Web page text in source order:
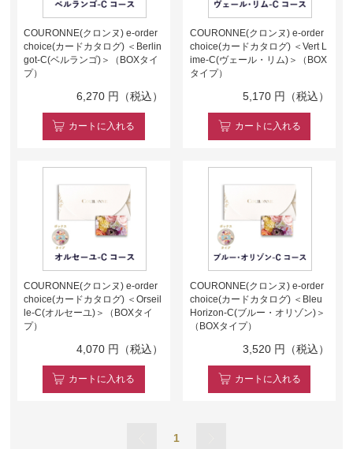
COURONNE(クロンヌ) e-order
choice(カードカタログ) ＜Berlin
got-C(ベルランゴ)＞（BOXタイ
プ）
6,270 円（税込）
カート に入れる
COURONNE(クロンヌ) e-order
choice(カードカタログ) ＜Vert L
ime-C(ヴェール・リム)＞（BOX
タイプ）
5,170 円（税込）
カート に入れる
COURONNE(クロンヌ) e-order
choice(カードカタログ) ＜Orseil
le-C(オルセーユ)＞（BOXタイ
プ）
4,070 円（税込）
カート に入れる
COURONNE(クロンヌ) e-order
choice(カードカタログ) ＜Bleu
Horizon-C(ブルー・オリゾン)＞
（BOXタイプ）
3,520 円（税込）
カート に入れる
1